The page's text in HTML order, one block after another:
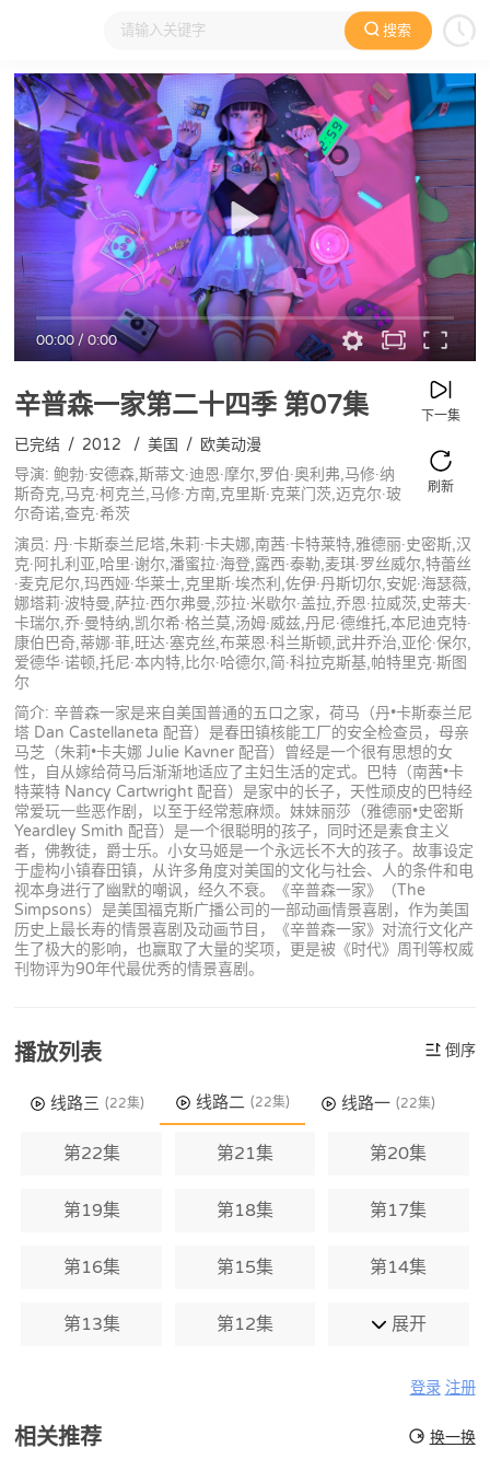
搜索
大家在看 日本动漫 国产动漫 欧美动漫 动漫电影
00:00/0:00
辛普森一家第二十四季第07集 下一集
刷新
已完结 / 2012 / 美国 / 欧美动漫
导演: 鲍勃·安德森,斯蒂文·迪恩·摩尔,罗伯·奥利弗,马修·纳
斯奇克,马克·柯克兰,马修·方南,克里斯·克莱门茨,迈克尔·玻
尔奇诺,查克·希茨
演员: 丹·卡斯泰兰尼塔,朱莉·卡夫娜,南茜·卡特莱特,雅德丽·史密斯,汉
克·阿扎利亚,哈里·谢尔,潘蜜拉·海登,露西·泰勒,麦琪·罗丝威尔,特蕾丝
·麦克尼尔,玛西娅·华莱士,克里斯·埃杰利,佐伊·丹斯切尔,安妮·海瑟薇,
娜塔莉·波特曼,萨拉·西尔弗曼,莎拉·米歇尔·盖拉,乔恩·拉威茨,史蒂夫·
卡瑞尔,乔·曼特纳,凯尔希·格兰莫,汤姆·威兹,丹尼·德维托,本尼迪克特·
康伯巴奇,蒂娜·菲,旺达·塞克丝,布莱恩·科兰斯顿,武井乔治,亚伦·保尔,
爱德华·诺顿,托尼·本内特,比尔·哈德尔,简·科拉克斯基,帕特里克·斯图
尔
简介: 辛普森一家是来自美国普通的五口之家，荷马（丹•卡斯泰兰尼
塔 Dan Castellaneta 配音）是春田镇核能工厂的安全检查员，母亲
马芝（朱莉•卡夫娜 Julie Kavner 配音）曾经是一个很有思想的女
性，自从嫁给荷马后渐渐地适应了主妇生活的定式。巴特（南茜•卡
特莱特 Nancy Cartwright 配音）是家中的长子，天性顽皮的巴特经
常爱玩一些恶作剧，以至于经常惹麻烦。妹妹丽莎（雅德丽•史密斯
Yeardley Smith 配音）是一个很聪明的孩子，同时还是素食主义
者，佛教徒，爵士乐。小女马姬是一个永远长不大的孩子。故事设定
于虚构小镇春田镇，从许多角度对美国的文化与社会、人的条件和电
视本身进行了幽默的嘲讽，经久不衰。《辛普森一家》（The
Simpsons）是美国福克斯广播公司的一部动画情景喜剧，作为美国
历史上最长寿的情景喜剧及动画节目，《辛普森一家》对流行文化产
生了极大的影响，也赢取了大量的奖项，更是被《时代》周刊等权威
刊物评为90年代最优秀的情景喜剧。
播放列表 倒序
线路三 (22集) 线路二 (22集) 线路一 (22集)
第22集 第21集 第20集
第19集 第18集 第17集
第16集 第15集 第14集
第13集 第12集 展开
登录 注册
相关推荐 换一换